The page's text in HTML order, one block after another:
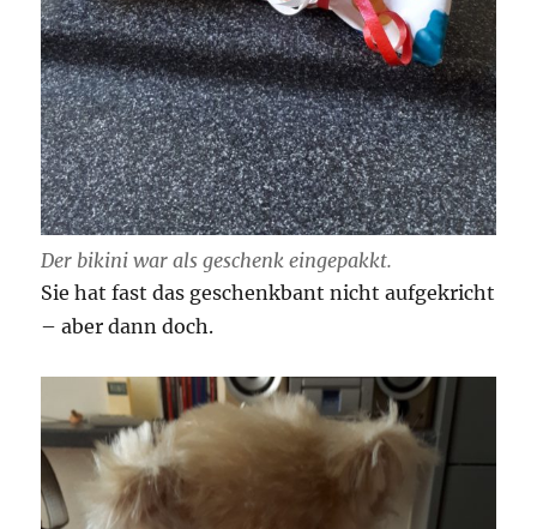
Der bikini war als geschenk eingepakkt.
Sie hat fast das geschenkbant nicht aufgekricht
– aber dann doch.